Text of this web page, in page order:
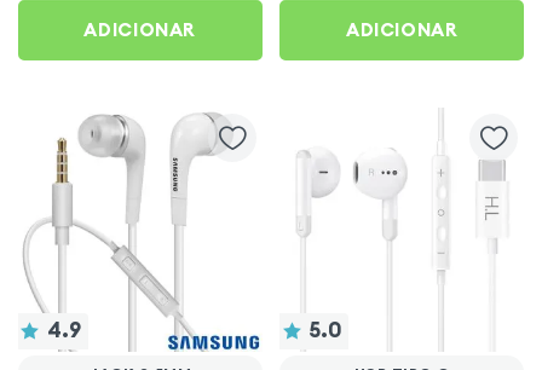
ADICIONAR ADICIONAR
4.9 5.0